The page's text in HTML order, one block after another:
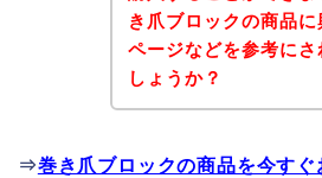
き爪ブロックの商品
ページなどを参考に
しょうか？
⇒巻き爪ブロックの商品を今す